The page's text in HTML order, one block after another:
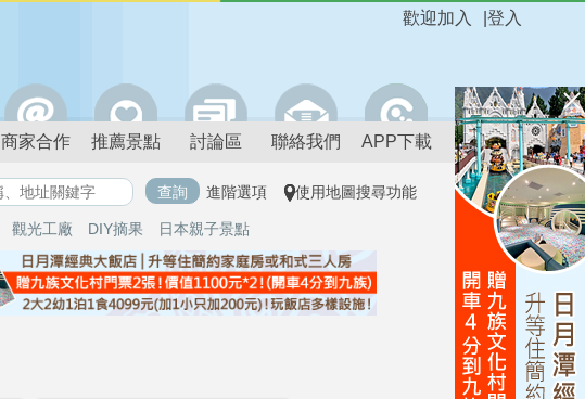
登入
歡迎加入
商家合作 推薦景點 討論區 聯絡我們 APP下載
進階選項 使用地圖搜尋功能
觀光工廠 DIY摘果 日本親子景點
進階搜尋